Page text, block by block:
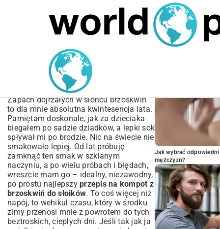
MARIUSZ ŁAMAGA 06.10.2025
Przepis na kompot z
brzoskwiń do słoików –
Domowy Smak Lata
Zapach dojrzałych w słońcu brzoskwiń
to dla mnie absolutna kwintesencja lata.
Pamiętam doskonale, jak za dzieciaka
biegałem po sadzie dziadków, a lepki sok
spływał mi po brodzie. Nic na świecie nie
smakowało lepiej. Od lat próbuję
zamknąć ten smak w szklanym
naczyniu, a po wielu próbach i błędach,
wreszcie mam go – idealny, niezawodny,
po prostu najlepszy przepis na kompot z
brzoskwiń do słoików. To coś więcej niż
napój, to wehikuł czasu, który w środku
zimy przenosi mnie z powrotem do tych
beztroskich, ciepłych dni. Jeśli tak jak ja
Jak wybrać
mężczyzn?